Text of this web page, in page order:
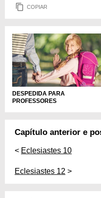
COPIAR
DESPEDIDA PARA
PROFESSORES
Capítulo anterior e
< Eclesiastes 10
Eclesiastes 12 >